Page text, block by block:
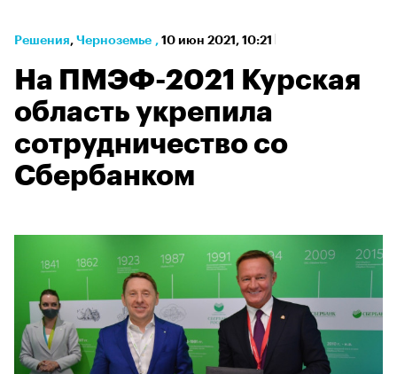
Решения⁠, Черноземье , 10 июн 2021, 10:21
На ПМЭФ-2021 Курская
область укрепила
сотрудничество со
Сбербанком